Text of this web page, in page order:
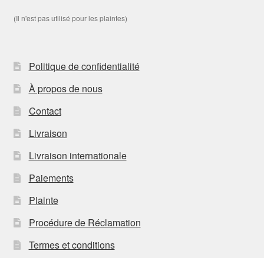
(Il n'est pas utilisé pour les plaintes)
Politique de confidentialité
À propos de nous
Contact
Livraison
Livraison internationale
Paiements
Plainte
Procédure de Réclamation
Termes et conditions